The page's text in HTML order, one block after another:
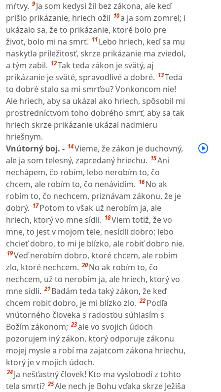
mŕtvy. 9 Ja som kedysi žil bez zákona, ale keď
prišlo prikázanie, hriech ožil 10a ja som zomrel; i
ukázalo sa, že to prikázanie, ktoré bolo pre
život, bolo mi na smrť. 11 Lebo hriech, keď sa mu
naskytla príležitosť, skrze prikázanie ma zviedol,
a tým zabil. 12Tak teda zákon je svätý, aj
prikázanie je sväté, spravodlivé a dobré. 13Teda
to dobré stalo sa mi smrťou? Vonkoncom nie!
Ale hriech, aby sa ukázal ako hriech, spôsobil mi
prostredníctvom toho dobrého smrť, aby sa tak
hriech skrze prikázanie ukázal nadmieru
hriešnym.
Vnútorný boj. - 14Vieme, že zákon je duchovný,
ale ja som telesný, zapredaný hriechu. 15Ani
nechápem, čo robím, lebo nerobím to, čo
chcem, ale robím to, čo nenávidím. 16 No ak
robím to, čo nechcem, priznávam zákonu, že je
dobrý. 17 Potom to však už nerobím ja, ale
hriech, ktorý vo mne sídli. 18Viem totiž, že vo
mne, to jest v mojom tele, nesídli dobro; lebo
chcieť dobro, to mi je blízko, ale robiť dobro nie.
19Veď nerobím dobro, ktoré chcem, ale robím
zlo, ktoré nechcem. 20 No ak robím to, čo
nechcem, už to nerobím ja, ale hriech, ktorý vo
mne sídli. 21 Badám teda taký zákon, že keď
chcem robiť dobro, je mi blízko zlo. 22 Podľa
vnútorného človeka s radosťou súhlasím s
Božím zákonom; 23ale vo svojich údoch
pozorujem iný zákon, ktorý odporuje zákonu
mojej mysle a robí ma zajatcom zákona hriechu,
ktorý je v mojich údoch.
24 Ja nešťastný človek! Kto ma vyslobodí z tohto
tela smrti? 25Ale nech je Bohu vďaka skrze Ježiša